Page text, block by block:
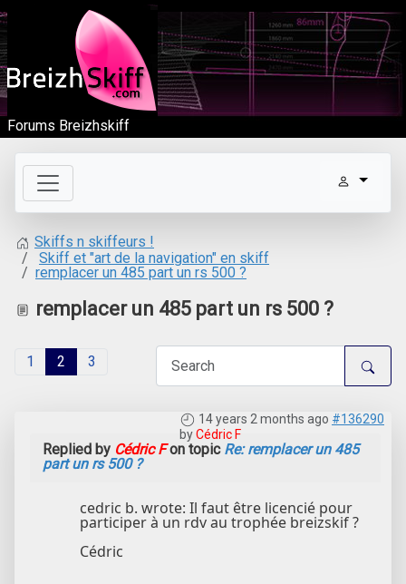
Forums Breizhskiff
Skiffs n skiffeurs !
Skiff et "art de la navigation" en skiff
remplacer un 485 part un rs 500 ?
remplacer un 485 part un rs 500 ?
1 2 3
14 years 2 months ago #136290
byCédric F
Replied by Cédric Fon topic Re: remplacer un 485
part un rs 500 ?
cedric b. wrote: Il faut être licencié pour
participer à un rdv au trophée breizskif ?
Cédric